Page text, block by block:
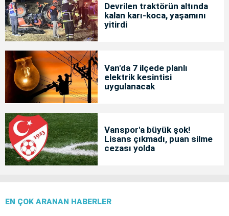
Devrilen traktörün altında
kalan karı-koca, yaşamını
yitirdi
Van'da 7 ilçede planlı
elektrik kesintisi
uygulanacak
Vanspor'a büyük şok!
Lisans çıkmadı, puan silme
cezası yolda
EN ÇOK ARANAN HABERLER